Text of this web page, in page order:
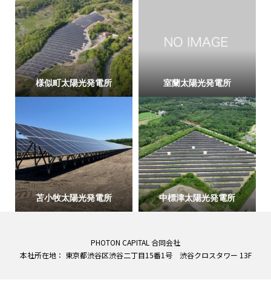
様似町太陽光発電所 室蘭太陽光発電所
苫小牧太陽光発電所 中標津太陽光発電所
PHOTON CAPITAL 合同会社
本社所在地： 東京都渋谷区渋谷二丁目15番1号 渋谷クロスタワー 13F